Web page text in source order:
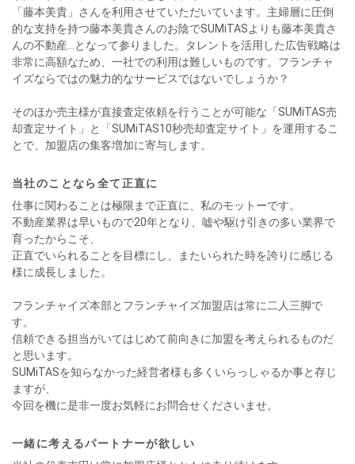
「藤本美貴」さんを利用させていただいています。主婦層に圧倒
的な支持を持つ藤本美貴さんのお陰でSUMiTASよりも藤本美貴さ
んの不動産…となって参りました。タレントを活用した広告戦略は
非常に高額なため、一社での利用は難しいものです。フランチャ
イズならではの魅力的なサービスではないでしょうか？
そのほか売主様が直接査定依頼を行うことが可能な「SUMiTAS売
却査定サイト」と「SUMiTAS10秒売却査定サイト」を運用するこ
とで、加盟店の集客増加に寄与します。
当社のことなら全て正直に
仕事に関わることは極限まで正直に、私のモットーです。
不動産業界は早いもので20年となり、嘘や駆け引きの多い業界で
育ったからこそ、
正直でいられることを目標にし、またいられた時を誇りに感じる
様に成長しました。
フランチャイズ本部とフランチャイズ加盟店は常に二人三脚で
す。
信頼できる担当がいてはじめて前向きに加盟を考えられるものだ
と思います。
SUMiTASを知らなかった経営者様も多くいらっしゃるか事と存じ
ますが、
今回を機に是非一度お気軽にお問合せくださいませ。
一緒に考えるパートナーが欲しい